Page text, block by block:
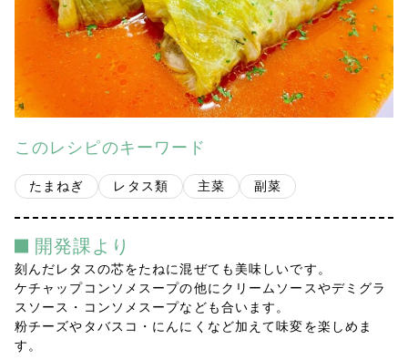
採用情報
アクセス
お問い合わせ
プライバシーポリシー
このレシピのキーワード
たまねぎ レタス類 主菜 副菜
開発課より
刻んだレタスの芯をたねに混ぜても美味しいです。
ケチャップコンソメスープの他にクリームソースやデミグラ
スソース・コンソメスープなども合います。
粉チーズやタバスコ・にんにくなど加えて味変を楽しめま
す。